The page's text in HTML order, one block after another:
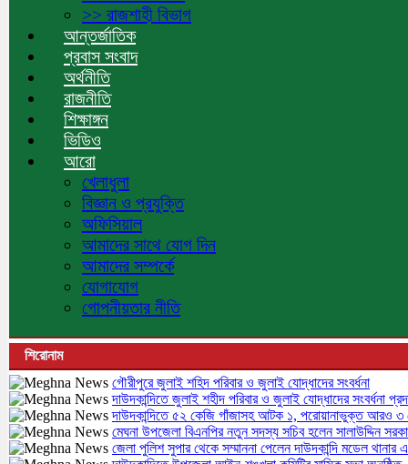
>> রাজশাহী বিভাগ
আন্তর্জাতিক
প্রবাস সংবাদ
অর্থনীতি
রাজনীতি
শিক্ষাঙ্গন
ভিডিও
আরো
খেলাধুলা
বিজ্ঞান ও প্রযুক্তি
অফিসিয়াল
আমাদের সাথে যোগ দিন
আমাদের সম্পর্কে
যোগাযোগ
গোপনীয়তার নীতি
শিরোনাম
গৌরীপুরে জুলাই শহিদ পরিবার ও জুলাই যোদ্ধাদের সংবর্ধনা
দাউদকান্দিতে জুলাই শহীদ পরিবার ও জুলাই যোদ্ধাদের সংবর্ধনা
দাউদকান্দিতে ৫২ কেজি গাঁজাসহ আটক ১, পরোয়ানাভুক্ত আরও ৩
মেঘনা উপজেলা বিএনপির নতুন সদস্য সচিব হলেন সালাউদ্দিন
জেলা পুলিশ সুপার থেকে সম্মাননা পেলেন দাউদকান্দি মডেল